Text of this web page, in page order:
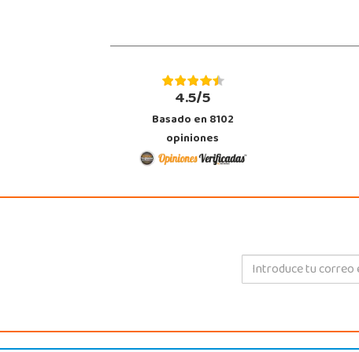
4.5/5
Basado en 8102
opiniones